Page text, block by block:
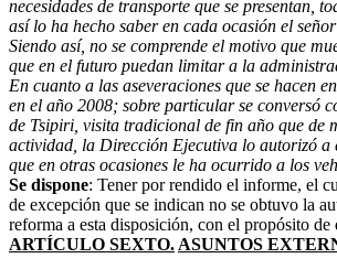
necesidades de transporte que se presentan,
así lo ha hecho saber en cada ocasión el
Siendo así, no se comprende el motivo que
que en el futuro puedan limitar a la
En cuanto a las aseveraciones que se hacen
en el año 2008; sobre particular se conversó
de Tsipiri, visita tradicional de fin año que de
actividad, la Dirección Ejecutiva lo autorizó a
que en otras ocasiones le ha ocurrido a los
Se dispone: Tener por rendido el informe, el
de excepción que se indican no se obtuvo la
reforma a esta disposición, con el propósito
ARTÍCULO SEXTO. ASUNTOS